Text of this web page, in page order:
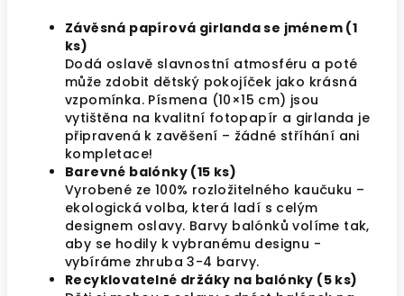
Závěsná papírová girlanda se jménem (1
ks)
Dodá oslavě slavnostní atmosféru a poté
může zdobit dětský pokojíček jako krásná
vzpomínka. Písmena (10×15 cm) jsou
vytištěna na kvalitní fotopapír a girlanda je
připravená k zavěšení – žádné stříhání ani
kompletace!
Barevné balónky (15 ks)
Vyrobené ze 100% rozložitelného kaučuku –
ekologická volba, která ladí s celým
designem oslavy. Barvy balónků volíme tak,
aby se hodily k vybranému designu -
vybíráme zhruba 3-4 barvy.
Recyklovatelné držáky na balónky (5 ks)